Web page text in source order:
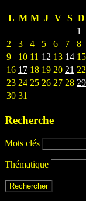
L M M J V S D
1
2
3 4 5 6 7
8
9
10 11 12 13 14 15
16 17 18 19 20 21 22
23 24 25 26 27 28 29
30 31
Recherche
Mots clés
Thématique